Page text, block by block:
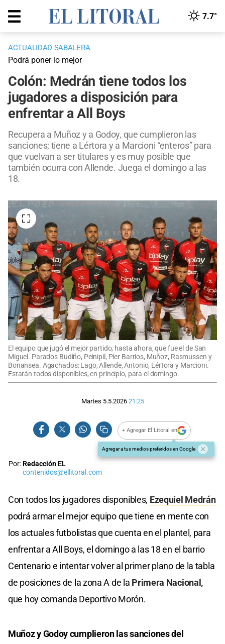
7.7°
ACTUALIDAD SABALERA
Podrá poner lo mejor
Colón: Medrán tiene todos los
jugadores a disposición para
enfrentar a All Boys
Recupera a Muñoz y a Godoy, que cumplieron las
sanciones; tiene a Lértora y a Marcioni “enteros” para
que vuelvan a ser titulares y es muy posible que
también ocurra con Allende. Juega el domingo a las
18.
El equipo que jugó el mejor partido, hasta ahora, que fue el de San
Miguel. Parados Budiño, Peinipil, Pier Barrios, Muñoz, Rasmussen y
Bonansea. Agachados: Lago, Allende, Antonio, Lértora y Marcioni.
Estarán todos disponibles, en principio, para el domingo.
Martes 5.5.2026 21:25
+ Agregar El Litoral en
Agregar a tus medios preferidos en Google
Por:Redacción EL
contenidos@ellitoral.com
Con todos los jugadores disponibles, Ezequiel Medrán
podrá armar el mejor equipo que tiene en mente con
los actuales futbolistas que cuenta en el plantel, para
enfrentar a All Boys, el domingo a las 18 en el barrio
Centenario e intentar volver al primer plano de la tabla
de posiciones de la zona A de la Primera Nacional,
que hoy comanda Deportivo Morón.
Muñoz y Godoy cumplieron las sanciones del